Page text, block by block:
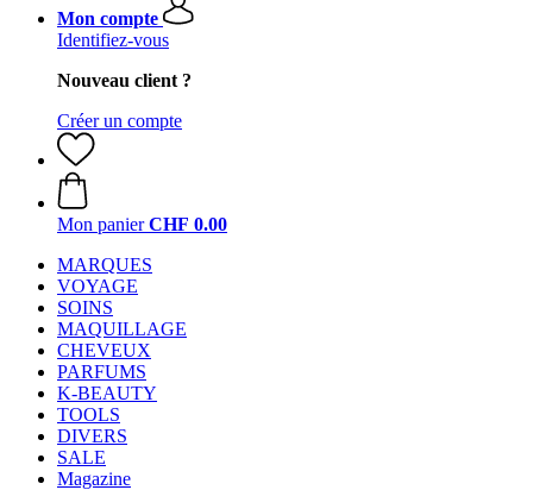
Mon compte
Identifiez-vous
Nouveau client ?
Créer un compte
Mon panier CHF 0.00
MARQUES
VOYAGE
SOINS
MAQUILLAGE
CHEVEUX
PARFUMS
K-BEAUTY
TOOLS
DIVERS
SALE
Magazine